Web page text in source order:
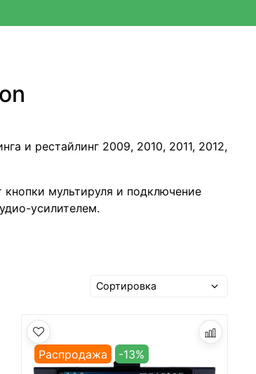
и рестайлинг 2009, 2010, 2011, 2012,
мультируля и подключение
усилителем.
Распродажа -13%